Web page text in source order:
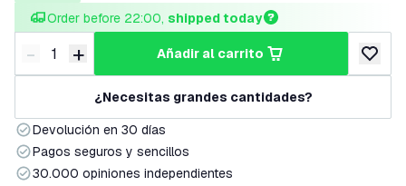
Order before 22:00, shipped today
Disminuir cantidad
- Aumentar cantidad
+ añadir al carrito
añadir
¿Necesitas grandes cantidades?
Devolución en 30 días
Pagos seguros y sencillos
30.000 opiniones independientes